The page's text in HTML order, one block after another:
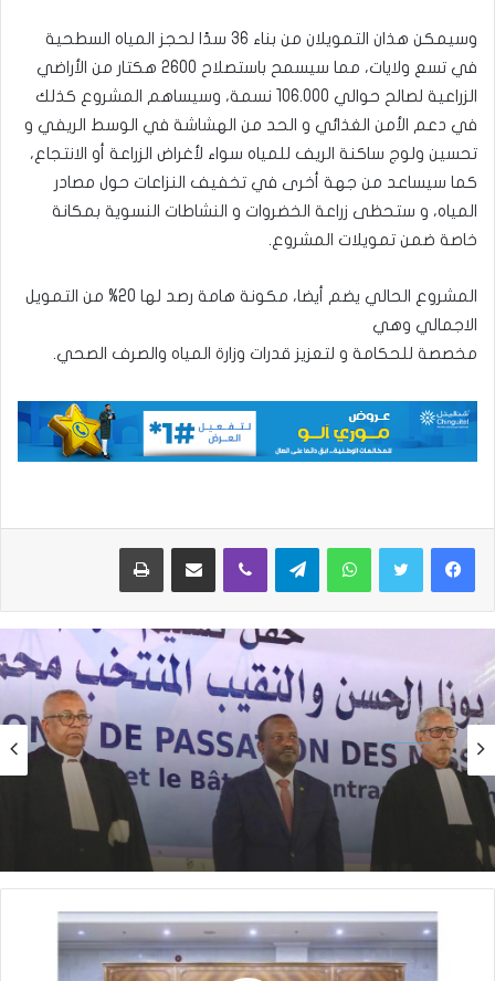
وسيمكن هذان التمويلان من بناء 36 سدًا لحجز المياه السطحية
في تسع ولايات، مما سيسمح باستصلاح 2600 هكتار من الأراضي
الزراعية لصالح حوالي 106.000 نسمة، وسيساهم المشروع كذلك
في دعم الأمن الغذائي و الحد من الهشاشة في الوسط الريفي و
تحسين ولوج ساكنة الريف للمياه سواء لأغراض الزراعة أو الانتجاع،
كما سيساعد من جهة أخرى في تخفيف النزاعات حول مصادر
المياه، و ستحظى زراعة الخضروات و النشاطات النسوية بمكانة
خاصة ضمن تمويلات المشروع.
المشروع الحالي يضم أيضا، مكونة هامة رصد لها 20% من التمويل
الاجمالي وهي
مخصصة للحكامة و لتعزيز قدرات وزارة المياه والصرف الصحي.
واتساب تيلقرام ڤايبر مشاركة عبر البريد طباعة
الأخبار
تساقطات مطرية على مناطق في ولاية الحوض
الشرقي
الأخبار
منذ 15 ساعة
وزير العدل يترأس مراسم تبادل المهام بين النقيب
السابق والنقيب المنتخب للهيئة الوطنية للمحامين